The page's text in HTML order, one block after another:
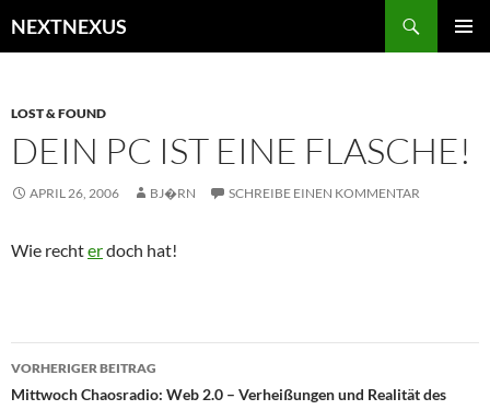
Inhalt
NEXTNEXUS
LOST & FOUND
DEIN PC IST EINE FLASCHE!
APRIL 26, 2006 BJ�RN SCHREIBE EINEN KOMMENTAR
Wie rechterdoch hat!
Beitragsnavigation
VORHERIGER BEITRAG
Mittwoch Chaosradio: Web 2.0 – Verheißungen und Realität des